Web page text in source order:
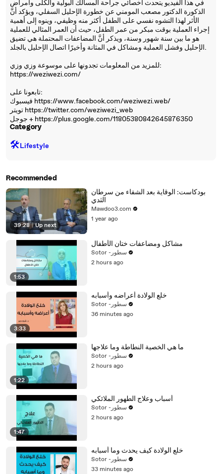
في هذا الفيديو يتحدث أخصائي جراحة المسالك البولية والكلى وأمراض
الذكورة الدكتور مصعب المومني عن خطورة الإحليل السفلي، ويؤكد أنَّ
الأثر لهذا التشوه نفسي على الطفل أكثر منه وظيفي، وينوه إلى أهمية
إجراء العملية بوقت مبكر من عمر الطفل، حيث أن العمر المثالي للعملية
هو ما بين سنة شهور وسنة، ويذكر أنَّ المضاعفات المحتملة هي تضيق
الإحليل وفشل العملية ومشاكل في المثانة وأخيرًا اتصال الإحليل بالجلد.
للمزيد من المعلومات تجدونها على موسوعة وزي وزي:
https://weziwezi.com/
تابعونا على:
فيسبوك https://www.facebook.com/weziwezi.web/
تويتر https://twitter.com/weziwezi_web
جوجل + https://plus.google.com/11805380842645876350
Category
🛠️Lifestyle
Recommended
39:28 | Up next
بودكاست: الوقاية بعد الشفاء من سرطان
الثدي
Mawdoo3.com
1 year ago
1:53
مشاكل ومضاعفات ختان الأطفال
Sotor -سطور
2 hours ago
3:33
خلع الولادة أعراضه وأسبابه
Sotor -سطور
36 minutes ago
1:22
ما هي الخصية النطاطة وما علاجها
Sotor -سطور
2 hours ago
1:47
أسباب وعلاج الطهور الملائكي
Sotor -سطور
2 hours ago
خلع الولادة كيف يحدث وما أسبابه
Sotor -سطور
33 minutes ago